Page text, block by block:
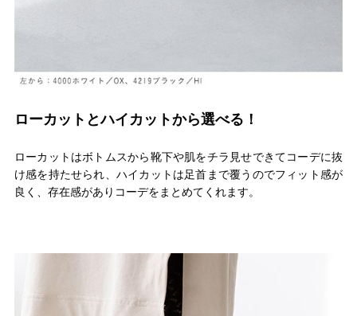
ローカットとハイカットから選べる！
ローカットはボトムスから靴下や肌をチラ見せできてコーデに抜
け感を持たせられ、ハイカットは足首まで覆うのでフィット感が
良く、存在感がありコーデをまとめてくれます。